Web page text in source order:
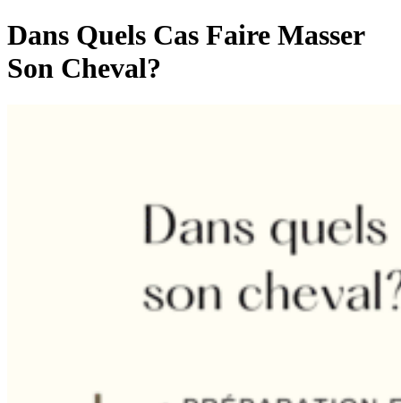
Dans Quels Cas Faire Masser
Son Cheval?